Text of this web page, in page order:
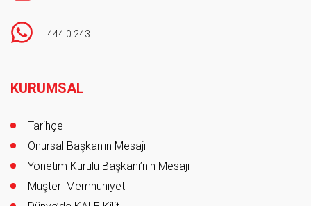
444 0 243
KURUMSAL
Tarihçe
Onursal Başkan'ın Mesajı
Yönetim Kurulu Başkanı’nın Mesajı
Müşteri Memnuniyeti